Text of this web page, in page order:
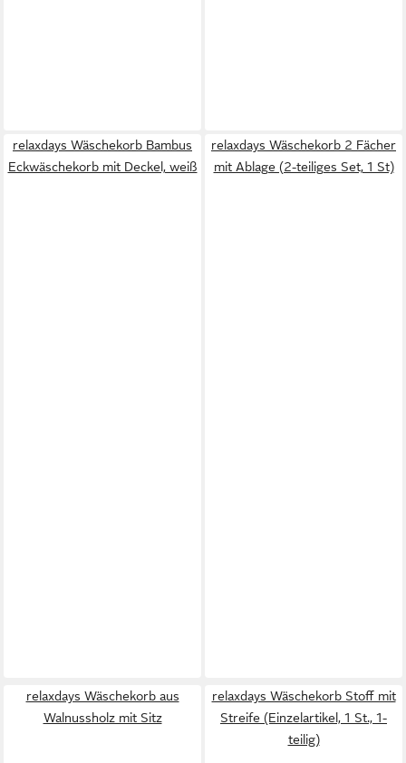
relaxdays Wäschekorb Bambus
Eckwäschekorb mit Deckel, weiß
relaxdays Wäschekorb 2 Fächer
mit Ablage (2-teiliges Set, 1 St)
relaxdays Wäschekorb aus
Walnussholz mit Sitz
relaxdays Wäschekorb Stoff mit
Streife (Einzelartikel, 1 St., 1-
teilig)